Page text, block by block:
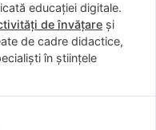
educației digitale.
de învățare și
de cadre didactice,
în științele